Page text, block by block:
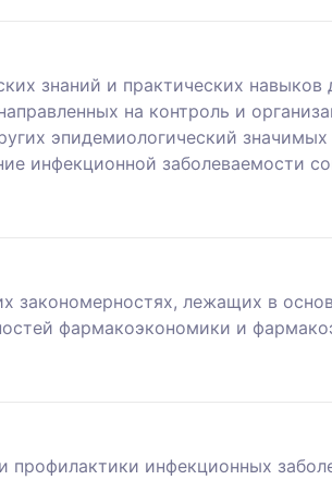
знаний и практических
на контроль и
эпидемиологический
инфекционной заболеваемости
закономерностях, лежащих в
фармакоэкономики и
профилактики инфекционных